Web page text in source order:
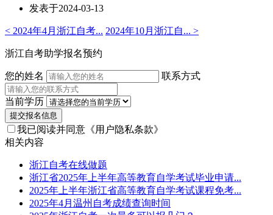
发表于2024-03-13
< 2024年4月浙江自考... 2024年10月浙江自... >
浙江自考助学报名预约
您的姓名 联系方式
当前学历
提交报名信息
我已阅读并同意 《用户隐私条款》
相关内容
浙江自考在线做题
浙江省2025年上半年高等教育自学考试毕业申请...
2025年上半年浙江省高等教育自学考试课程免考...
2025年4月温州自考成绩查询时间